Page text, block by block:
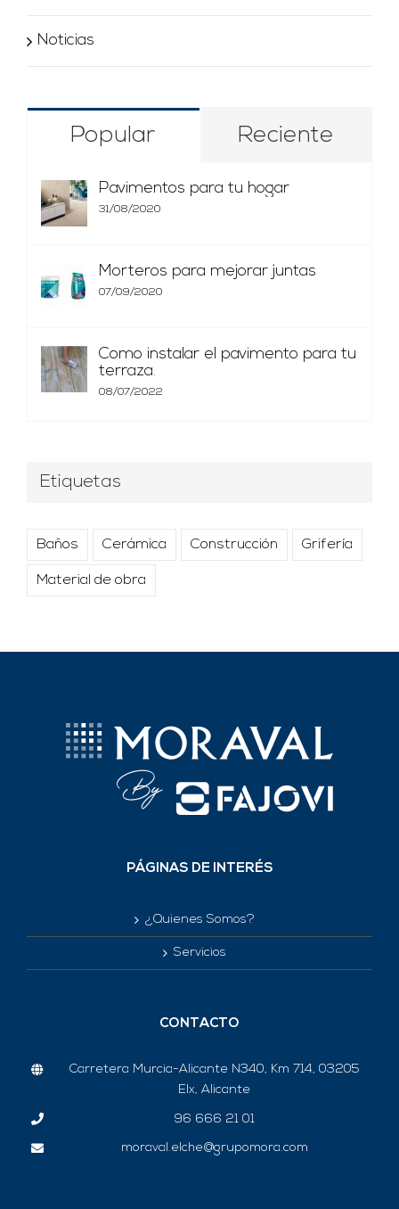
Noticias
Popular Reciente
Pavimentos para tu hogar
31/08/2020
Morteros para mejorar juntas
07/09/2020
Como instalar el pavimento para tu
terraza.
08/07/2022
Etiquetas
Baños Cerámica Construcción Grifería
Material de obra
PÁGINAS DE INTERÉS
¿Quienes Somos?
Servicios
CONTACTO
Carretera Murcia-Alicante N340, Km 714, 03205
Elx, Alicante
96 666 21 01
moraval.elche@grupomora.com